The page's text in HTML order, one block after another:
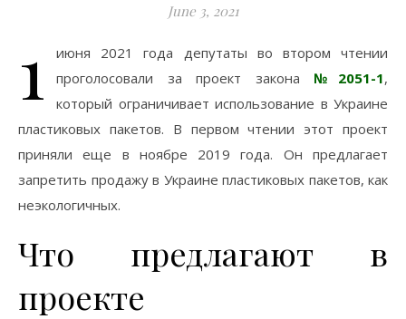
June 3, 2021
1
июня 2021 года депутаты во втором чтении
проголосовали за проект закона №2051-1,
который ограничивает использование в Украине
пластиковых пакетов. В первом чтении этот проект
приняли еще в ноябре 2019 года. Он предлагает
запретить продажу в Украине пластиковых пакетов, как
неэкологичных.
Что предлагают в
проекте